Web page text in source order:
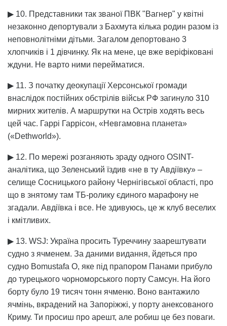
▶ 10. Представники так званої ПВК "Вагнер" у квітні
незаконно депортували з Бахмута кілька родин разом із
неповнолітніми дітьми. Загалом депортовано 3
хлопчиків і 1 дівчинку. Як на мене, це вже веріфіковані
ждуни. Не варто ними перейматися.
▶ 11. З початку деокупації Херсонської громади
внаслідок постійних обстрілів військ РФ загинуло 310
мирних жителів. А маршрутки на Острів ходять весь
цей час. Гаррі Гаррісон, «Невгамовна планета»
(«Dethworld»).
▶ 12. По мережі розганяють зраду одного OSINT-
аналітика, що Зеленський їздив «не в ту Авдіївку» –
селище Сосницького району Чернігівської області, про
що в знятому там ТБ-ролику єдиного марафону не
згадали. Авдіївка і все. Не здивуюсь, це ж клуб веселих
і кмітливих.
▶ 13. WSJ: Україна просить Туреччину заарештувати
судно з ячменем. За даними видання, йдеться про
судно Bomustafa O, яке під прапором Панами прибуло
до турецького чорноморського порту Самсун. На його
борту було 19 тисяч тонн ячменю. Воно вантажило
ячмінь, вкрадений на Запоріжжі, у порту анексованого
Криму. Ти просиш про арешт, але робиш це без поваги.